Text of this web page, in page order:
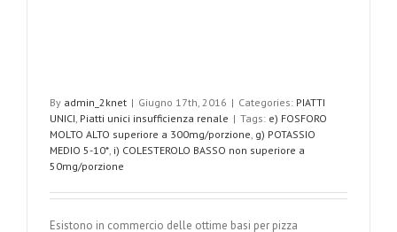
By admin_2knet | Giugno 17th, 2016 | Categories: PIATTI
UNICI Piatti unici insufficienza renale | Tags: e) FOSFORO
MOLTO ALTO superiore a 300mg/porzione g) POTASSIO
MEDIO 5-10* i) COLESTEROLO BASSO non superiore a
50mg/porzione
Esistono in commercio delle ottime basi per pizza